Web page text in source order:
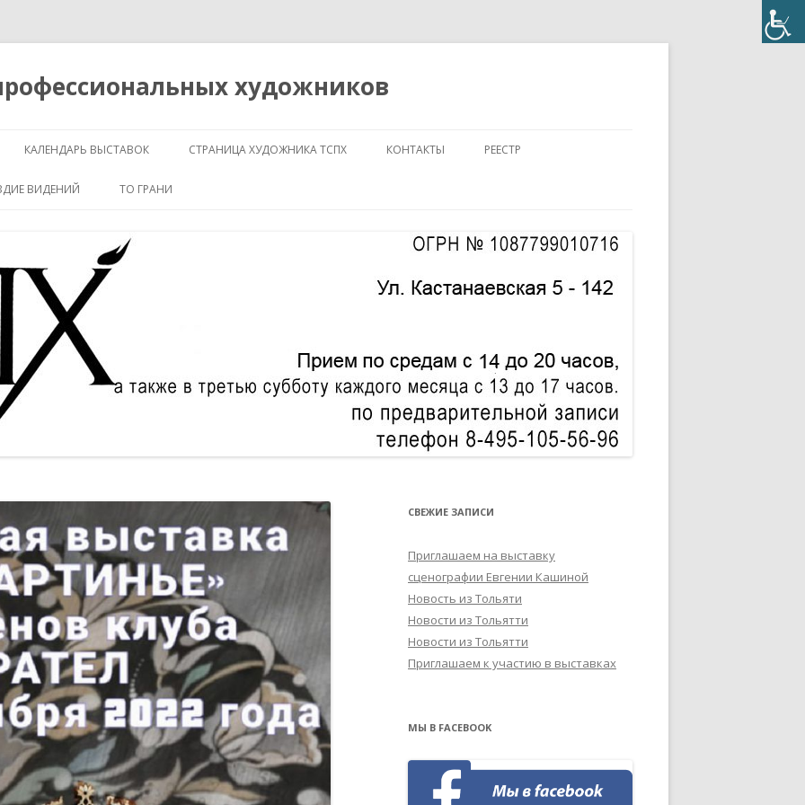
художников
к
содержимому
КАЛЕНДАРЬ ВЫСТАВОК СТРАНИЦА ХУДОЖНИКА ТСПХ КОНТАКТЫ РЕЕСТР
АККРЕДИТОВАННЫЙ ЭКСПЕРТ
ВИДЕНИЙ ТО ГРАНИ
СВЕЖИЕ ЗАПИСИ
Приглашаем на выставку
сценографии Евгении Кашиной
Новость из Тольяти
Новости из Тольятти
Новости из Тольятти
Приглашаем к участию в выставках
МЫ В FACEBOOK